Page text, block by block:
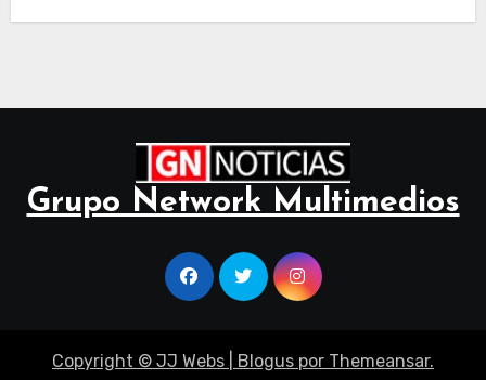
Grupo Network Multimedios
Copyright © JJ Webs Blogus por Themeansar.